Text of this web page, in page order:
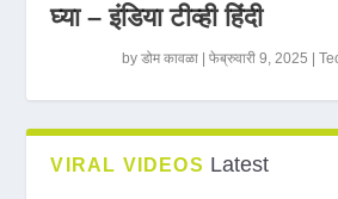
घ्या – इंडिया टीव्ही हिंदी
byडोम कावळा |फेब्रुवारी 9, 2025 |
VIRAL VIDEOS Latest